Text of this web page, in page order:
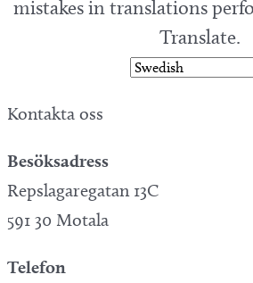
mistakes in translations
Translate.
Kontakta oss
Besöksadress
Repslagaregatan 13C
591 30 Motala
Telefon